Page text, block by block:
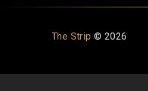
The Strip © 2026